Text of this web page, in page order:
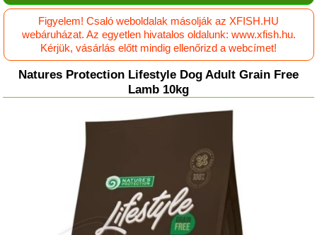
Figyelem! Csaló weboldalak másolják az XFISH.HU
webáruházat. Az egyetlen hivatalos oldalunk: www.xfish.hu.
Kérjük, vásárlás előtt mindig ellenőrizd a webcímet!
Natures Protection Lifestyle Dog Adult Grain Free
Lamb 10kg